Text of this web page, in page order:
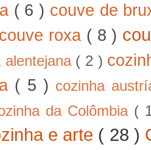
( 6 ) couve de
couve roxa ( 8 )
alentejana ( 2 )
( 5 ) cozinha
da Colômbia (
e arte ( 28 )